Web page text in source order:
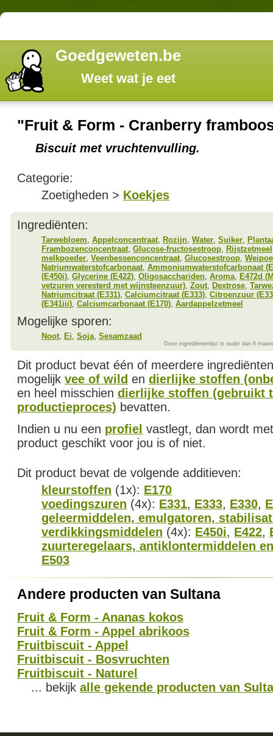
Goedgeweten.be
Weet wat je eet
"Fruit & Form - Cranberry
Biscuit met vruchtenvulling.
Categorie:
Zoetigheden > Koekjes
Ingrediënten:
Tarwebloem Appelconcentraat Rozijn Water Suiker
Frambozenconcentraat Glucose-fructosestroop Rijstzetmeel
melkpoeder Veenbessenconcentraat Glucosestroop
Natriumwaterstofcarbonaat Ammoniumwaterstofcarbonaat
(E450i) Glycerine (E422) Oligosacchariden Aroma E472d
vetzuren veresterd met wijnsteenzuur) Zout Dextrose
Natriumcitraat (E331) Calciumcitraat (E333) Citroenzuur
(E341iii) Calciumcarbonaat (E170) Aardappelzetmeel
Mogelijke sporen:
Noot Ei Soja Sesamzaad
Deze ingrediëntenlijst is ouder dan 6
Dit product bevat één of meerdere
mogelijk vee of wild en dierlijke stoffen
en heel misschien dierlijke stoffen (gebruikt
productieproces) bevatten.
Indien u nu een profiel vastlegt, dan wordt
product geschikt voor jou is of niet.
Dit product bevat de volgende additieven:
kleurstoffen (1x): E170
voedingszuren (4x): E331, E333, E330,
geleermiddelen, emulgatoren,
verdikkingsmiddelen (4x): E450i, E422,
zuurteregelaars, antiklontermiddelen
E503
Andere producten van Sultana
Fruit & Form - Ananas kokos
Fruit & Form - Appel abrikoos
Fruitbiscuit - Appel
Fruitbiscuit - Bosvruchten
Fruitbiscuit - Naturel
... bekijk alle gekende producten van